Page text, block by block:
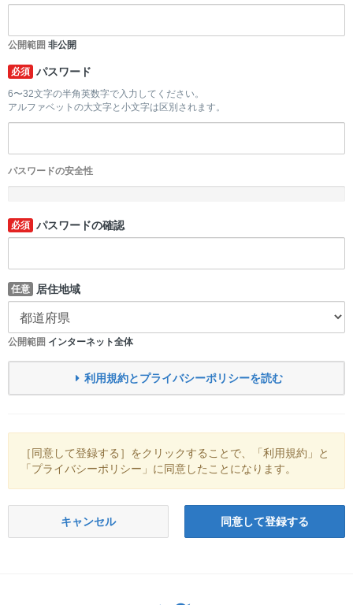
公開範囲 非公開
必須 パスワード
6〜32文字の半角英数字で入力してください。
アルファベットの大文字と小文字は区別されます。
パスワードの安全性
必須 パスワードの確認
任意 居住地域
公開範囲 インターネット全体
利用規約とプライバシーポリシーを読む
［同意して登録する］をクリックすることで、「利用規約」と
「プライバシーポリシー」に同意したことになります。
キャンセル 同意して登録する